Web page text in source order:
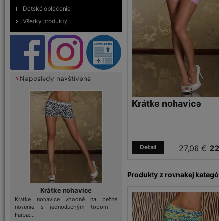
Detské oblečenie
Všetky produkty
Naposledy navštívené
Krátke nohavice
Krátke nohavice vhodné na bežné
nosenie s jednoduchým topom.
Farba:...
Krátke nohavice
27,06 €
Detail
Produkty z rovnakej